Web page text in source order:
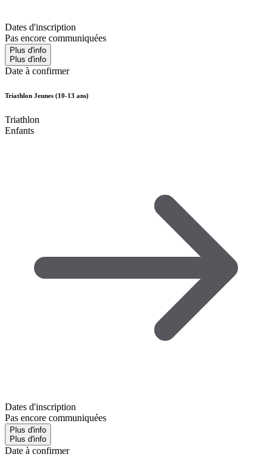
Dates d'inscription
Pas encore communiquées
Plus d'info
Plus d'info
Date à confirmer
Triathlon Jeunes (10-13 ans)
Triathlon
Enfants
Dates d'inscription
Pas encore communiquées
Plus d'info
Plus d'info
Date à confirmer